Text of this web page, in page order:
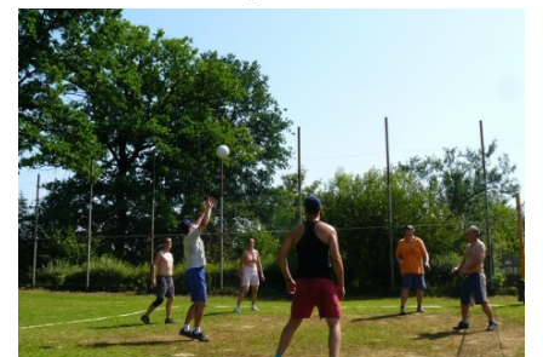
PROBĚHLÉ AKCE
NOVINKY
FOTOALBUM
VIDEA
INTERNÍ SEKCE